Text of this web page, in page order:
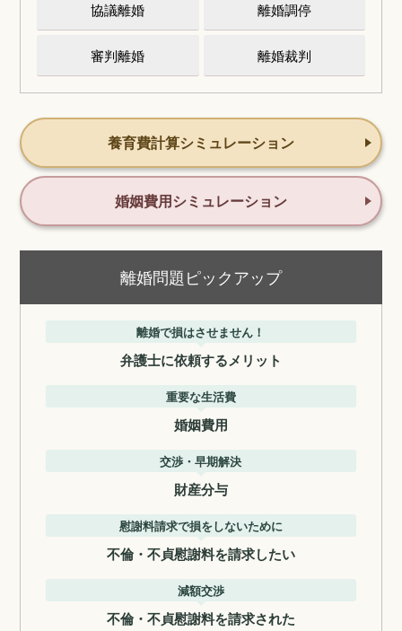
協議離婚 離婚調停
審判離婚 離婚裁判
養育費計算シミュレーション
婚姻費用シミュレーション
離婚問題ピックアップ
離婚で損はさせません！
弁護士に依頼するメリット
重要な生活費
婚姻費用
交渉・早期解決
財産分与
慰謝料請求で損をしないために
不倫・不貞慰謝料を請求したい
減額交渉
不倫・不貞慰謝料を請求された